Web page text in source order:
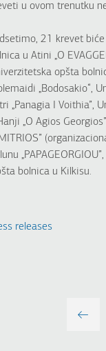
u ovom trenutku
21 krevet
u Atini „O
opšta
„Bodosakio“,
„Panagia I Voithia”,
„O Agios
bolnica u Kilkisu.
releases